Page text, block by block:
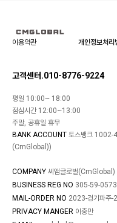
이용약관 개인정보처리
고객센터.010-8776-9224
평일 10:00~ 18:00
점심시간 12:00~13:00
주말, 공휴일 휴무
BANK ACCOUNT 토스뱅크 1002-
(CmGlobal))
COMPANY 씨앰글로벌(CmGlobal)
BUSINESS REG NO 305-59-
MAIL-ORDER NO 2023-경기파주-
PRIVACY MANGER 이충만